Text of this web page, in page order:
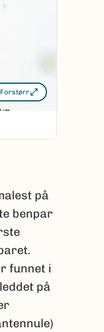
Forstørr
på
benpar
funnet i
på